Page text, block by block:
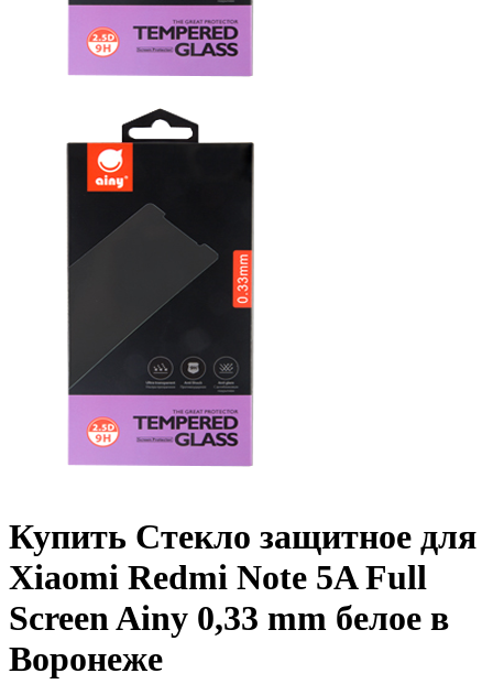
Купить Стекло защитное для
Xiaomi Redmi Note 5A Full
Screen Ainy 0,33 mm белое в
Воронеже